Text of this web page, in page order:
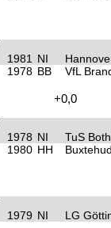
1981 NI
1978 BB VfL
+0,0
1978 NI
TuS
1980 HH
1979 NI LG